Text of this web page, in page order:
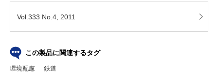
Vol.333 No.4, 2011
この製品に関連するタグ
環境配慮 鉄道